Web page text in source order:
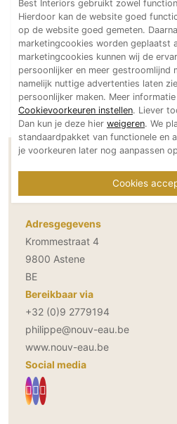
Technologie
Audio/Video
Thuisbioscoop
Domotica
Mirror TV
Fitnessapparatuur
Wifi
Binnenzwembaden
Wijnkelder en wijnkasten
Adresgegevens
Krommestraat 4
9800 Astene
BE
Bereikbaar via
+32 (0)9 2779194
philippe@nouv-eau.be
www.nouv-eau.be
Social media
Best Interiors gebruikt zowel
Hierdoor kan de website goed
op de website goed gemeten.
marketingcookies worden geplaatst
marketingcookies kunnen wij de
persoonlijker en meer gestroomlijnd
namelijk nuttige advertenties laten
persoonlijker maken. Meer
Cookievoorkeuren instellen. Liever
Dan kun je deze hier weigeren. We
standaardpakket van functionele en
je voorkeuren later nog aanpassen
Cookies